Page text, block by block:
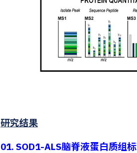
研究结果
01. SOD1-ALS脑脊液蛋白质组